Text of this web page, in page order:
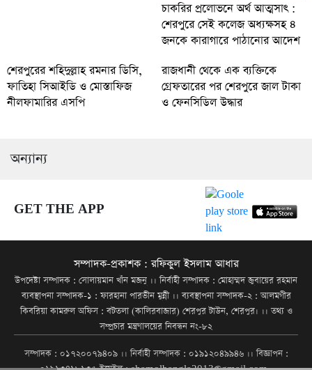
চাকরির প্রলোভনে অর্থ আত্মসাৎ :
শেরপুরে সেই কলেজ অধ্যক্ষসহ ৪
জনকে কারাগারে পাঠানোর আদেশ
শেরপুরের শহিদুল্লাহ রমনার ডিসি,
ফাতিহা সিআইডি ও মোস্তাফিজ
নীলফামারির এসপি
রাজধানী থেকে এক ব্যক্তিকে
গ্রেফতারের পর শেরপুরে জাল টাকা
ও ফেনসিডিল উদ্ধার
অন্যান্য
GET THE APP
সম্পাদক-প্রকাশক : রফিকুল ইসলাম আধার
উপদেষ্টা সম্পাদক : সোলায়মান খাঁন মজনু ।। নির্বাহী সম্পাদক : মোহাম্মদ জুবায়ের রহমান
ব্যবস্থাপনা সম্পাদক-১ : ফারহানা পারভীন মুন্নী ।। ব্যবস্থাপনা সম্পাদক-২ : আলমগীর
কিবরিয়া কামরুল অফিস : বটতলা (কালিরবাজার) শেরপুর টাউন, শেরপুর। ।। তথ্য ও
সম্প্রচার মন্ত্রণালয়ের নিবন্ধন নং-৮২
সম্পাদক : ০১৭২০০৭৯৪০৯ ।। নির্বাহী সম্পাদক : ০১৯১২০৪৯৯৪৬ ।। বিজ্ঞাপন :